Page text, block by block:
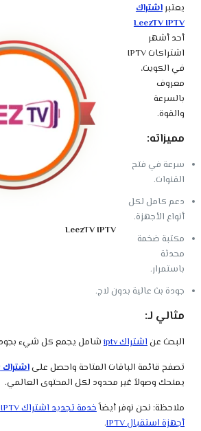
LeezTV IPTV
يعتبراشتراك
LeezTV IPTV
أحد أشهر
اشتراكات IPTV
في الكويت،
معروف
بالسرعة
والقوة.
مميزاته:
سرعة في فتح
القنوات.
دعم كامل لكل
أنواع الأجهزة.
مكتبة ضخمة
محدثة
باستمرار.
جودة بث عالية بدون لاج.
مثالي لـ:
البحث عناشتراك iptv
شامل يجمع كل شيء
تصفح قائمة الباقات المتاحة واحصل علىاشتراك iptv الكويت
يمنحك وصولاً غير محدود لكل المحتوى العالمي.
ملاحظة: نحن نوفر أيضاًخدمة تجديد اشتراك IPTV أونلاين
أجهزة استقبال IPTV
.